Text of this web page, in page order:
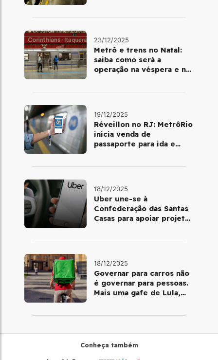
23/12/2025
Metrô e trens no Natal:
saiba como será a
operação na véspera e no
19/12/2025
Réveillon no RJ: MetrôRio
inicia venda de
passaporte para ida e
18/12/2025
Uber une-se à
Confederação das Santas
Casas para apoiar projetos
18/12/2025
Governar para carros não
é governar para pessoas.
Mais uma gafe de Lula,
Conheça também